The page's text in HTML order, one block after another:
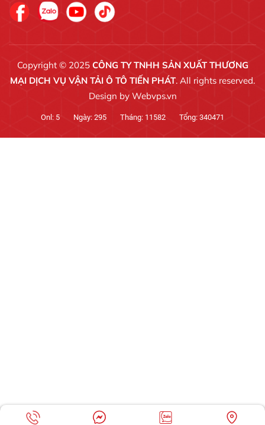
Copyright © 2025 CÔNG TY TNHH SẢN XUẤT THƯƠNG
MẠI DỊCH VỤ VẬN TẢI Ô TÔ TIẾN PHÁT. All rights reserved.
Design by Webvps.vn
Onl: 5 Ngày: 295 Tháng: 11582 Tổng: 340471